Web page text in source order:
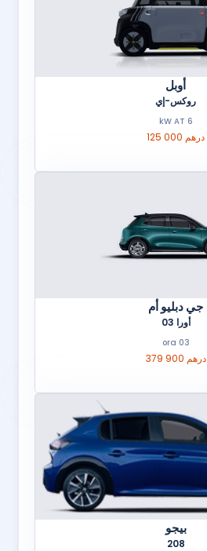
أوبل
روكس-إي
6 kW AT
125 000 درهم
جي دبليو أم
أورا 03
ora 03
379 900 درهم
بيجو
208